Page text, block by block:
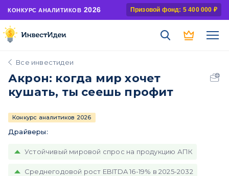
КОНКУРС АНАЛИТИКОВ 2026 Призовой фонд: 5 400 000 ₽
Все инвестидеи
Акрон: когда мир хочет
кушать, ты сеешь профит
Конкурс аналитиков 2026
Драйверы:
Устойчивый мировой спрос на продукцию АПК
Среднегодовой рост EBITDA 16-19% в 2025-2032